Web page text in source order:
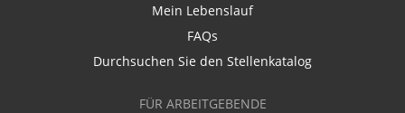
Mein Lebenslauf
FAQs
Durchsuchen Sie den Stellenkatalog
FÜR ARBEITGEBENDE